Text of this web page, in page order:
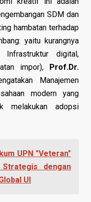
SDM dan
hambatan terhadap
yaitu kurangnya
Infrastruktur digital,
impor),
Prof.Dr.
Manajemen
modern yang
melakukan adopsi
UPN "Veteran"
dengan
UI